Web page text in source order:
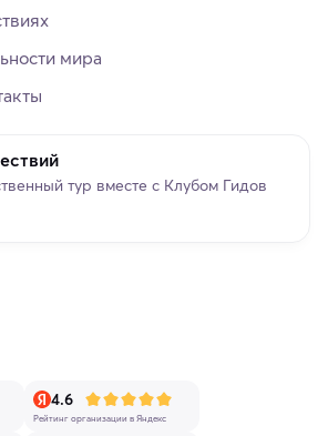
мира
тур вместе с Клубом Гидов
4.6
Рейтинг организации в Яндекс